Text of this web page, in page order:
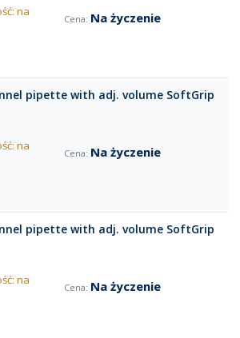
na
Na życzenie
pipette with adj. volume SoftGrip
na
Na życzenie
pipette with adj. volume SoftGrip
na
Na życzenie